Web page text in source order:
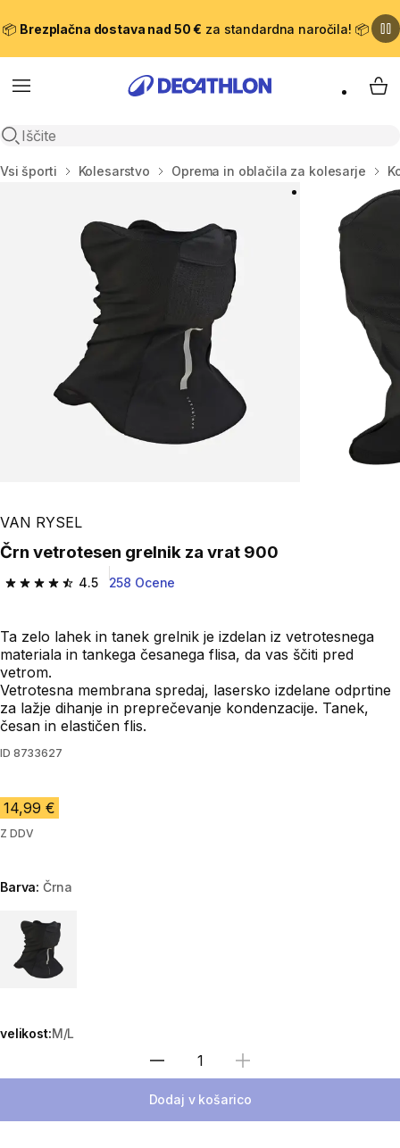
📦 Brezplačna dostava nad 50 € za standardna naročila! 📦
Meni
Odpri iskanje
Domov
Vsi športi Kolesarstvo Oprema in oblačila za kolesarje
VAN RYSEL
Črn vetrotesen grelnik za vrat 900
4.5
4.5 od 5 zvezdic from 258 ocene
258 Ocene
Ta zelo lahek in tanek grelnik je izdelan iz vetrotesnega
materiala in tankega česanega flisa, da vas ščiti pred
vetrom.
Vetrotesna membrana spredaj, lasersko izdelane odprtine
za lažje dihanje in preprečevanje kondenzacije. Tanek,
česan in elastičen flis.
ID 8733627
14,99 €
Z DDV
Barva:Črna
Choose a variant
velikost:M/L
Izberite količino
Dodaj v košarico